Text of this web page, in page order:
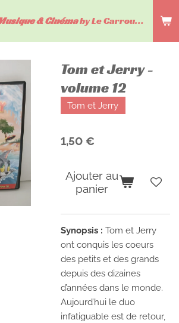
& Cinémaby Le Carrousel du livre
Tom et Jerry -
volume 12
Tom et Jerry
1,50 €
Ajouter au
panier
Synopsis : Tom et Jerry
ont conquis les coeurs
des petits et des grands
depuis des dizaines
d’années dans le monde.
Aujourd’hui le duo
infatiguable est de retour,